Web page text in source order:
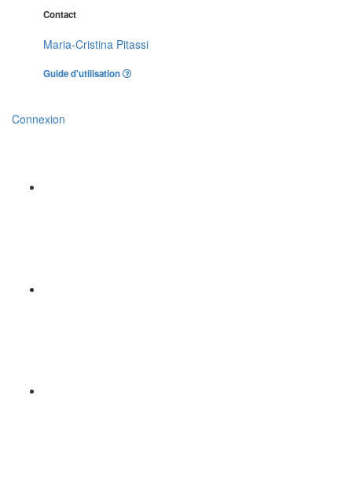
Contact
Maria-Cristina Pitassi
Guide d'utilisation
Connexion